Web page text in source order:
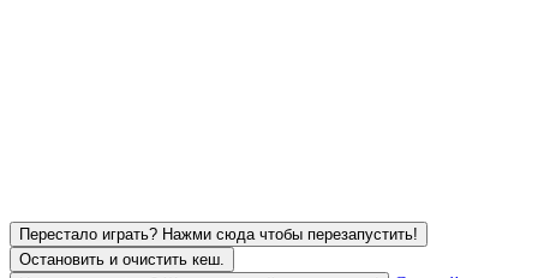
Перестало играть? Нажми сюда чтобы перезапустить!
Остановить и очистить кеш.